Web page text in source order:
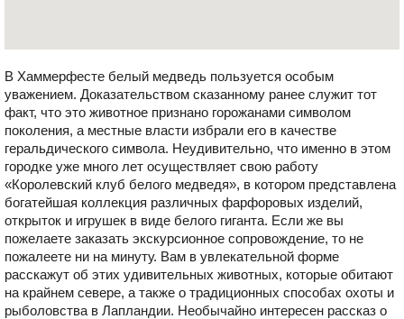
В Хаммерфесте белый медведь пользуется особым
уважением. Доказательством сказанному ранее служит тот
факт, что это животное признано горожанами символом
поколения, а местные власти избрали его в качестве
геральдического символа. Неудивительно, что именно в этом
городке уже много лет осуществляет свою работу
«Королевский клуб белого медведя», в котором представлена
богатейшая коллекция различных фарфоровых изделий,
открыток и игрушек в виде белого гиганта. Если же вы
пожелаете заказать экскурсионное сопровождение, то не
пожалеете ни на минуту. Вам в увлекательной форме
расскажут об этих удивительных животных, которые обитают
на крайнем севере, а также о традиционных способах охоты и
рыболовства в Лапландии. Необычайно интересен рассказ о